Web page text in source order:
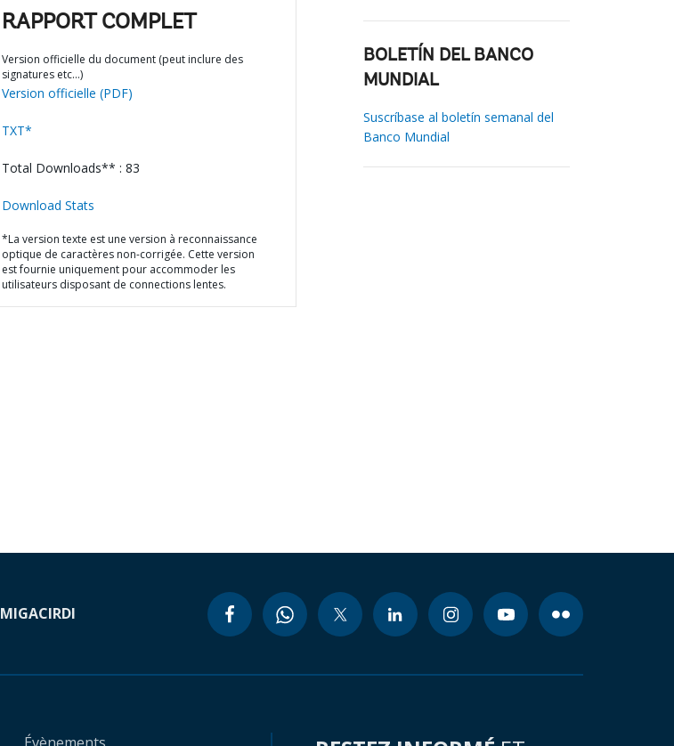
RAPPORT COMPLET
Version officielle du document (peut inclure des
signatures etc…)
Version officielle (PDF)
TXT*
Total Downloads** : 83
Download Stats
*La version texte est une version à reconnaissance
optique de caractères non-corrigée. Cette version
est fournie uniquement pour accommoder les
utilisateurs disposant de connections lentes.
BOLETÍN DEL BANCO
MUNDIAL
Suscríbase al boletín semanal del
Banco Mundial
MIGACIRDI